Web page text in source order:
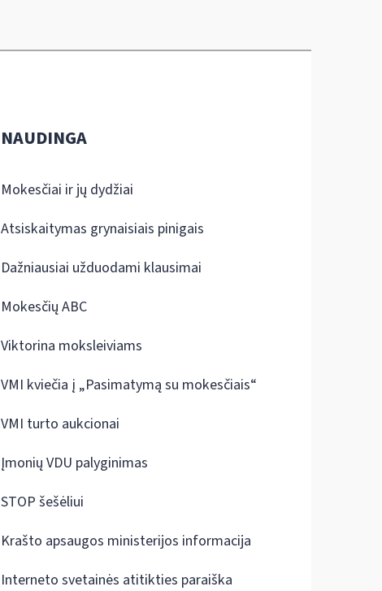
NAUDINGA
Mokesčiai ir jų dydžiai
Atsiskaitymas grynaisiais pinigais
Dažniausiai užduodami klausimai
Mokesčių ABC
Viktorina moksleiviams
VMI kviečia į „Pasimatymą su mokesčiais“
VMI turto aukcionai
Įmonių VDU palyginimas
STOP šešėliui
Krašto apsaugos ministerijos informacija
Interneto svetainės atitikties paraiška